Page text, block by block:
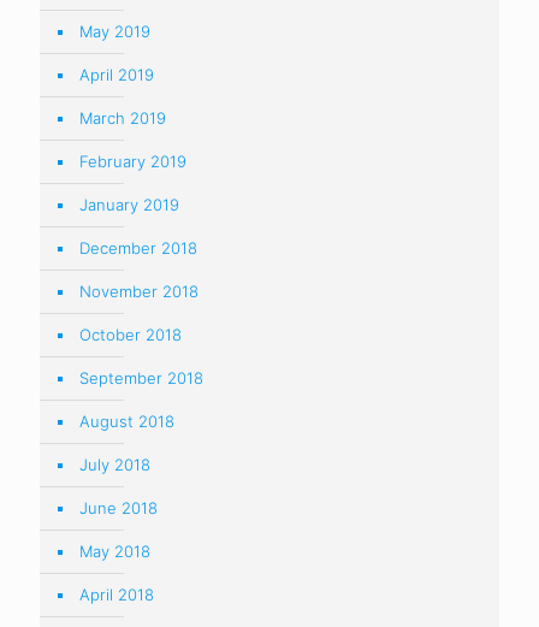
May 2019
April 2019
March 2019
February 2019
January 2019
December 2018
November 2018
October 2018
September 2018
August 2018
July 2018
June 2018
May 2018
April 2018